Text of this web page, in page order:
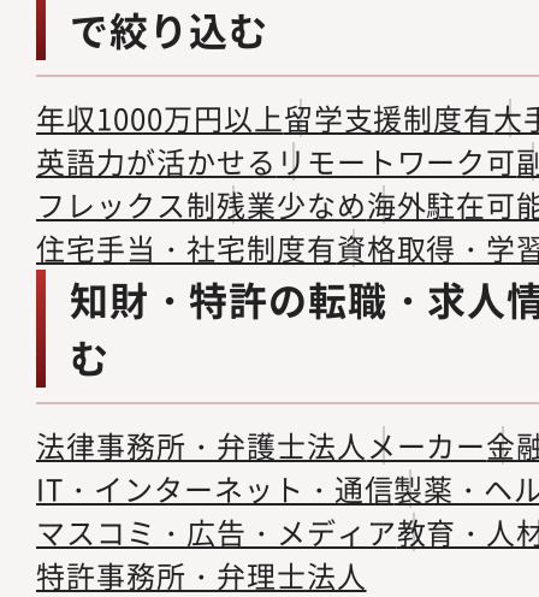
で絞り込む
年収1000万円以上留学支援制度有大
英語力が活かせる リモートワーク可
フレックス制残業少なめ海外駐在可
住宅手当・社宅制度有資格取得・学
知財・特許の転職・求人
む
法律事務所・弁護士法人メーカー金
IT・インターネット・通信製薬・ヘ
マスコミ・広告・メディア教育・人
特許事務所・弁理士法人